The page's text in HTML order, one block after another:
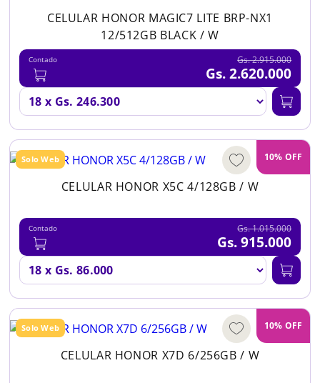
CELULAR HONOR MAGIC7 LITE BRP-NX1
12/512GB BLACK / W
Contado Gs. 2.915.000
Gs. 2.620.000
10% OFF
Solo Web
CELULAR HONOR X5C 4/128GB / W
Contado Gs. 1.015.000
Gs. 915.000
10% OFF
Solo Web
CELULAR HONOR X7D 6/256GB / W